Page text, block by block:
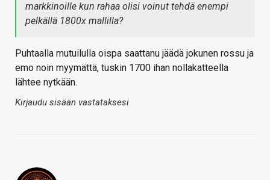
markkinoille kun rahaa olisi voinut tehdä enempi
pelkällä 1800x mallilla?
Puhtaalla mutuilulla oispa saattanu jäädä jokunen rossu ja
emo noin myymättä, tuskin 1700 ihan nollakatteella
lähtee nytkään.
Kirjaudu sisään vastataksesi